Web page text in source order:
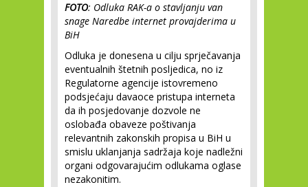
FOTO: Odluka RAK-a o stavljanju van
snage Naredbe internet provajderima u
BiH
Odluka je donesena u cilju sprječavanja
eventualnih štetnih posljedica, no iz
Regulatorne agencije istovremeno
podsjećaju davaoce pristupa interneta
da ih posjedovanje dozvole ne
oslobađa obaveze poštivanja
relevantnih zakonskih propisa u BiH u
smislu uklanjanja sadržaja koje nadležni
organi odgovarajućim odlukama oglase
nezakonitim.